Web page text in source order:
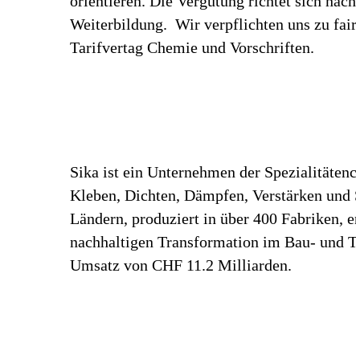
Weiterbildung. Wir verpflichten uns zu
Tarifvertag Chemie und Vorschriften.
Sika ist ein Unternehmen der
Kleben, Dichten, Dämpfen, Verstärken
Ländern, produziert in über 400 Fabriken,
nachhaltigen Transformation im Bau- und
Umsatz von CHF 11.2 Milliarden.